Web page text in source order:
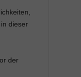
dieser
der